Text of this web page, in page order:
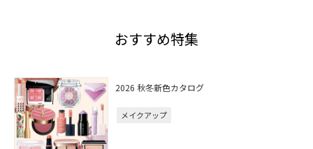
おすすめ特集
2026 秋冬新色カタログ
メイクアップ